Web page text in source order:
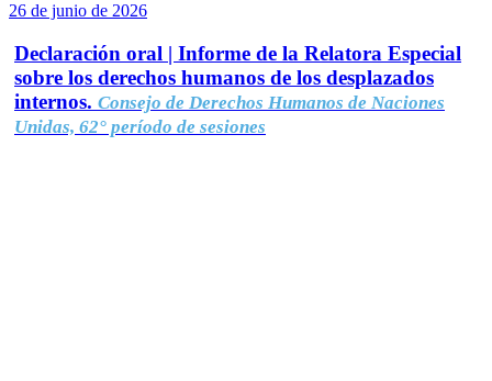
26 de junio de 2026
Declaración oral | Informe de la Relatora Especial
sobre los derechos humanos de los desplazados
internos. Consejo de Derechos Humanos de Naciones
Unidas, 62° período de sesiones